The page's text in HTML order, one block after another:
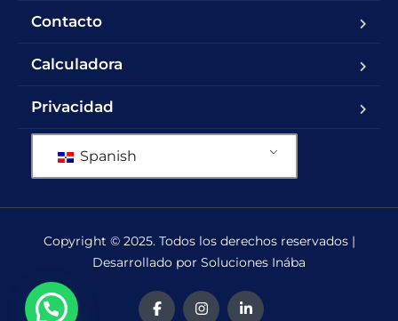
Contacto
Calculadora
Privacidad
Spanish
Copyright © 2025. Todos los derechos reservados |
Desarrollado por Soluciones Inába